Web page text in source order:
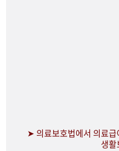
➤ 의료보호법에서 의료
생